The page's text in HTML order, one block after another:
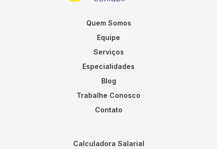
Quem Somos
Equipe
Serviços
Especialidades
Blog
Trabalhe Conosco
Contato
Calculadora Salarial